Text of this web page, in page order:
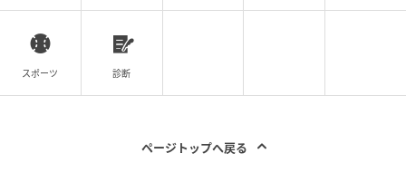
スポーツ 診断
ページトップへ戻る